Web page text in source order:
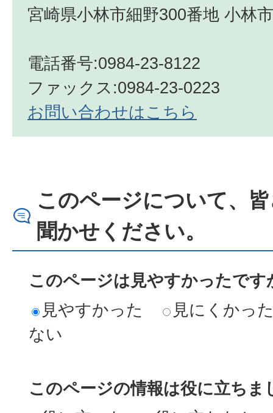
宮崎県小林市細野300番地 小林
電話番号:0984-23-8122
ファックス:0984-23-0223
お問い合わせはこちら
このページについて、
聞かせください。
このページは見やすかったです
見やすかった
見にくかっ
ない
このページの情報は役に立ちま